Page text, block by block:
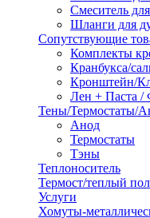
Смеситель
Шланги для
Сопутствующие
Комплекты
Кранбукса/
Кронштейн/
Лен + Паста /
Тены/Термостаты/
Анод
Термостаты
Тэны
Теплоноситель
Термост/теплый пол
Услуги
Хомуты-